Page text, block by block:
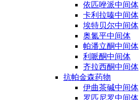
依匹唑派中间体
卡利拉嗪中间体
埃特贝尔中间体
奥氮平中间体
帕潘立酮中间体
利哌酮中间体
齐拉西酮中间体
抗帕金森药物
伊曲茶碱中间体
罗匹尼罗中间体